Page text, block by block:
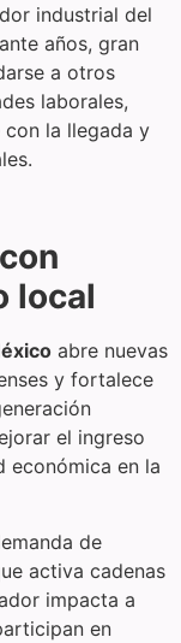
industrial del
años, gran
a otros
laborales,
la llegada y
local
abre nuevas
y fortalece
el ingreso
económica en la
de
activa cadenas
impacta a
en